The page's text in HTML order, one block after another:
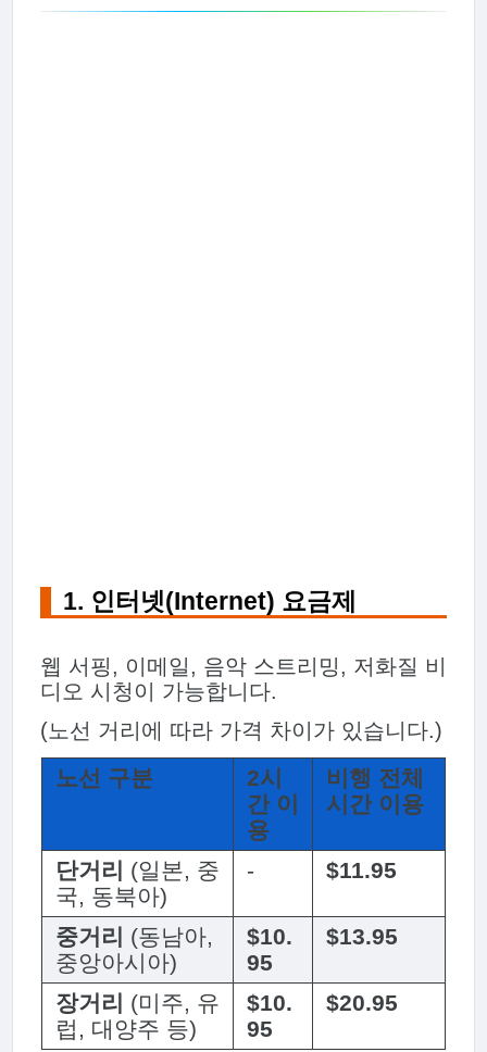
1. 인터넷(Internet) 요금제
웹 서핑, 이메일, 음악 스트리밍, 저화질 비
디오 시청이 가능합니다.
(노선 거리에 따라 가격 차이가 있습니다.)
노선 구분
2시
간 이
용
비행 전체
시간 이용
단거리 (일본, 중
국, 동북아)
- $11.95
중거리 (동남아,
중앙아시아)
$10.
95
$13.95
장거리 (미주, 유
럽, 대양주 등)
$10.
95
$20.95